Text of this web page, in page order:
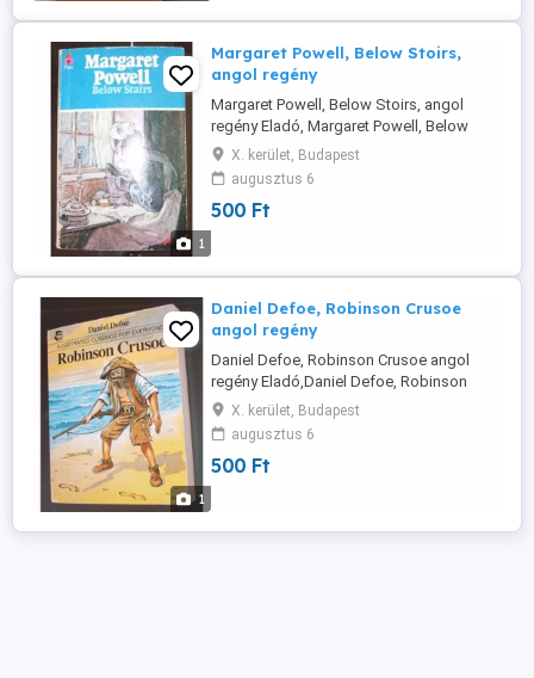
1
Margaret Powell, Below Stoirs,
angol regény
Margaret Powell, Below Stoirs, angol
regény Eladó, Margaret Powell, Below
Stoirs, angol nyelvű regénye
X. kerület, Budapest
augusztus 6
500 Ft
1
Daniel Defoe, Robinson Crusoe
angol regény
Daniel Defoe, Robinson Crusoe angol
regény Eladó,Daniel Defoe, Robinson
Crusoe angol nyelvű regénye
X. kerület, Budapest
augusztus 6
500 Ft